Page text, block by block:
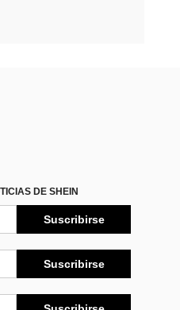
DE SHEIN
Suscribirse
Suscribirse